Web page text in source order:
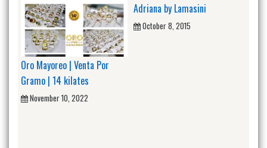
Oro Mayoreo | Venta Por
Gramo | 14 kilates
November 10, 2022
Adriana by Lamasini
October 8, 2015